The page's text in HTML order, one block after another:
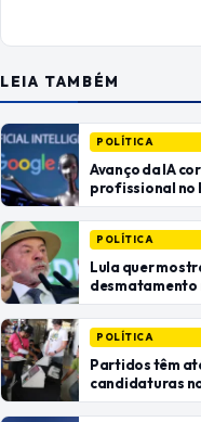
LEIA TAMBÉM
POLÍTICA
Avanço da IA
profissional no
POLÍTICA
Lula quer
desmatamento
POLÍTICA
Partidos têm
candidaturas